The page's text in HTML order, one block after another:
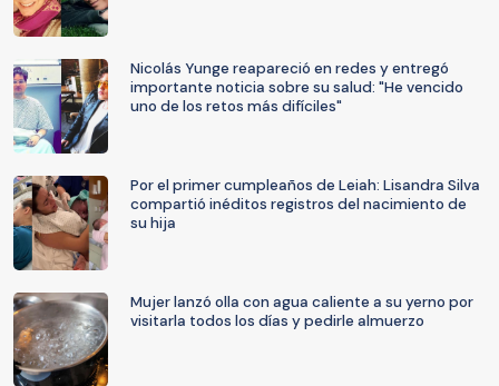
Nicolás Yunge reapareció en redes y entregó
importante noticia sobre su salud: "He vencido
uno de los retos más difíciles"
Por el primer cumpleaños de Leiah: Lisandra Silva
compartió inéditos registros del nacimiento de
su hija
Mujer lanzó olla con agua caliente a su yerno por
visitarla todos los días y pedirle almuerzo